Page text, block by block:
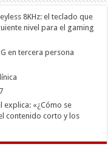
8KHz: el teclado que
nivel para el gaming
en tercera persona
explica: «¿Cómo se
contenido corto y los